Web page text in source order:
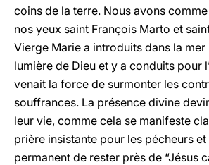
coins de la terre. Nous avons
nos yeux saint François Marto et
Vierge Marie a introduits dans la mer
lumière de Dieu et y a conduits pour
venait la force de surmonter les
souffrances. La présence divine
leur vie, comme cela se manifeste
prière insistante pour les pécheurs
permanent de rester près de “Jésus